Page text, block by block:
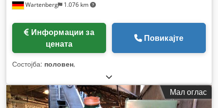
Wartenberg 1.076 km
цената
Повикајте
Состојба: половен,
Мал оглас